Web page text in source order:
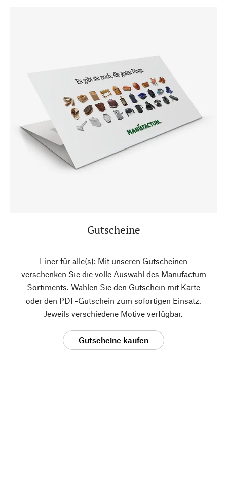
Gutscheine
Einer für alle(s): Mit unseren Gutscheinen
verschenken Sie die volle Auswahl des Manufactum
Sortiments. Wählen Sie den Gutschein mit Karte
oder den PDF-Gutschein zum sofortigen Einsatz.
Jeweils verschiedene Motive verfügbar.
Gutscheine kaufen